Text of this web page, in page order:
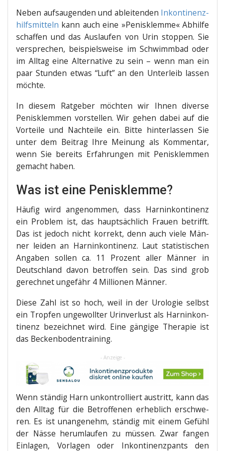
Neben auf­sau­gen­den und ablei­ten­den Inkon­ti­nenz­
hilfs­mit­teln kann auch eine »Penis­klem­me« Abhil­fe
schaf­fen und das Aus­lau­fen von Urin stop­pen. Sie
ver­spre­chen, bei­spiels­wei­se im Schwimm­bad oder
im All­tag eine Alter­na­ti­ve zu sein – wenn man ein
paar Stun­den etwas “Luft” an den Unter­leib las­sen
möchte.
In die­sem Rat­ge­ber möch­ten wir Ihnen diver­se
Penis­klem­men vor­stel­len. Wir gehen dabei auf die
Vor­tei­le und Nach­tei­le ein. Bit­te hin­ter­las­sen Sie
unter dem Bei­trag Ihre Mei­nung als Kom­men­tar,
wenn Sie bereits Erfah­run­gen mit Penis­klem­men
gemacht haben.
Was ist eine Penisklemme?
Häu­fig wird ange­nom­men, dass Harn­in­kon­ti­nenz
ein Pro­blem ist, das haupt­säch­lich Frau­en betrifft.
Das ist jedoch nicht kor­rekt, denn auch vie­le Män­
ner lei­den an Harn­in­kon­ti­nenz. Laut sta­tis­ti­schen
Anga­ben sol­len ca. 11 Pro­zent aller Män­ner in
Deutsch­land davon betrof­fen sein. Das sind grob
gerech­net unge­fähr 4 Mil­lio­nen Männer.
Die­se Zahl ist so hoch, weil in der Uro­lo­gie selbst
ein Trop­fen unge­woll­ter Urin­ver­lust als Harn­in­kon­
ti­nenz bezeich­net wird. Eine gän­gi­ge The­ra­pie ist
das Beckenbodentraining.
- Anzeige -
Wenn stän­dig Harn unkon­trol­liert aus­tritt, kann das
den All­tag für die Betrof­fe­nen erheb­lich erschwe­
ren. Es ist unan­ge­nehm, stän­dig mit einem Gefühl
der Näs­se her­um­lau­fen zu müs­sen. Zwar fan­gen
Ein­la­gen, Vor­la­gen oder Inkon­ti­nenz­pants den